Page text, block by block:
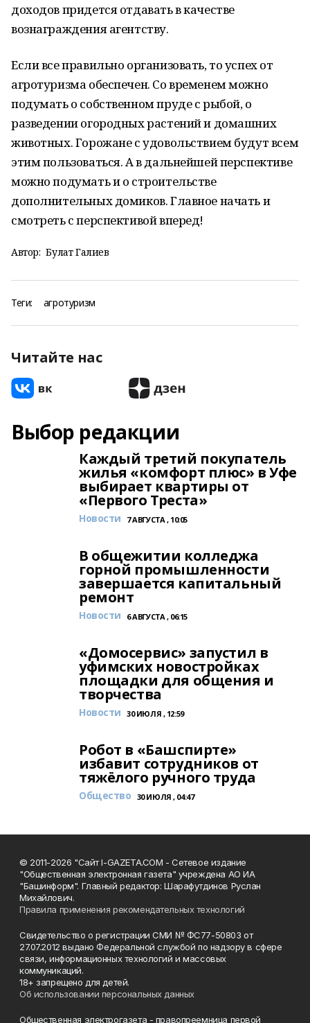
доходов придется отдавать в качестве
вознаграждения агентству.
Если все правильно организовать, то успех от
агротуризма обеспечен. Со временем можно
подумать о собственном пруде с рыбой, о
разведении огородных растений и домашних
животных. Горожане с удовольствием будут всем
этим пользоваться. А в дальнейшей перспективе
можно подумать и о строительстве
дополнительных домиков. Главное начать и
смотреть с перспективой вперед!
Автор: Булат Галиев
Теги: агротуризм
Читайте нас
Выбор редакции
Каждый третий покупатель
жилья «комфорт плюс» в Уфе
выбирает квартиры от
«Первого Треста»
Новости 7 АВГУСТА , 10:05
В общежитии колледжа
горной промышленности
завершается капитальный
ремонт
Новости 6 АВГУСТА , 06:15
«Домосервис» запустил в
уфимских новостройках
площадки для общения и
творчества
Новости 30 ИЮЛЯ , 12:59
Робот в «Башспирте»
избавит сотрудников от
тяжёлого ручного труда
Общество 30 ИЮЛЯ , 04:47
© 2011-2026 "Сайт I-GAZETA.COM - Сетевое издание
"Общественная электронная газета" учреждена АО ИА
"Башинформ". Главный редактор: Шарафутдинов Руслан
Михайлович.
Правила применения рекомендательных технологий
Свидетельство о регистрации СМИ № ФС77-50803 от
27.07.2012 выдано Федеральной службой по надзору в сфере
связи, информационных технологий и массовых
коммуникаций.
18+ запрещено для детей.
Об использовании персональных данных
Общественная электрогазета - правопреемница первой